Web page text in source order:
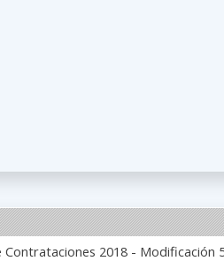
Contrataciones 2018 - Modificación